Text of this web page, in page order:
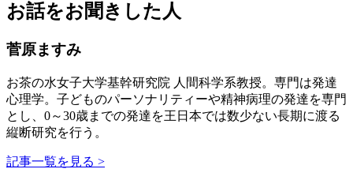
お話をお聞きした人
菅原ますみ
お茶の水女子大学基幹研究院 人間科学系教授。専門は発達
心理学。子どものパーソナリティーや精神病理の発達を専門
とし、0～30歳までの発達を王日本では数少ない長期に渡る
縦断研究を行う。
記事一覧を見る >